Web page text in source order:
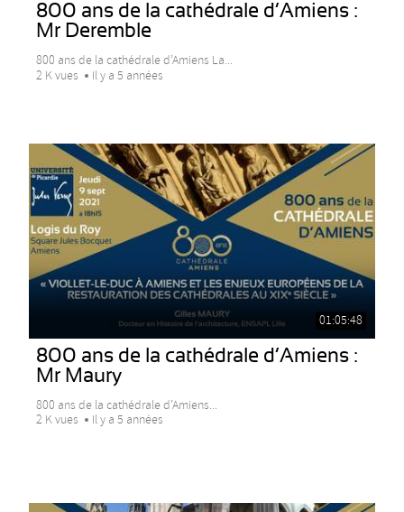
800 ans de la cathédrale d’Amiens :
Mr Deremble
800 ans de la cathédrale d’Amiens La...
2 K vues
Il y a 5 années
01:05:48
800 ans de la cathédrale d’Amiens :
Mr Maury
800 ans de la cathédrale d’Amiens...
2 K vues
Il y a 5 années